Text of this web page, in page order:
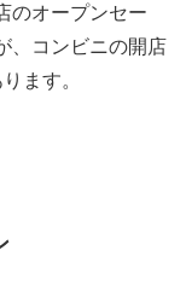
のオープンセー
、コンビニの開店
ます。